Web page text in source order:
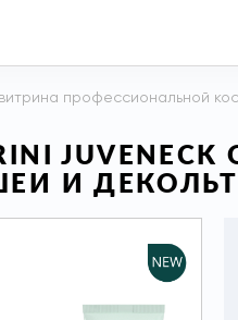
профессиональной
И